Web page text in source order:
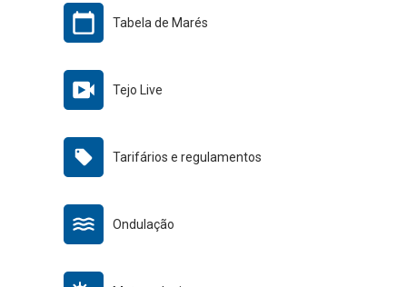
Tabela de Marés
Tejo Live
Tarifários e regulamentos
Ondulação